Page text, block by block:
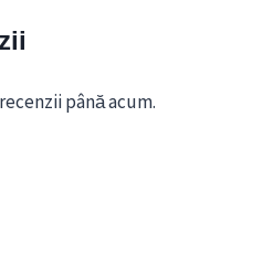
până acum.